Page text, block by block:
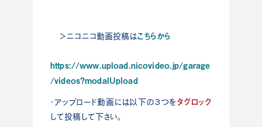
＞ニコニコ動画投稿はこちらから
https://www.upload.nicovideo.jp/garage
/videos?modalUpload
・アップロード動画には以下の３つをタグロック
して投稿して下さい。